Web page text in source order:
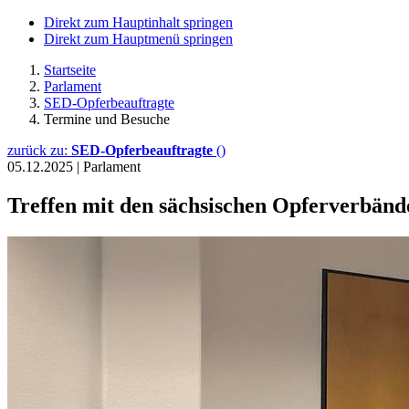
Direkt zum Hauptinhalt springen
Direkt zum Hauptmenü springen
Startseite
Parlament
SED-Opferbeauftragte
Termine und Besuche
zurück zu: SED-Opferbeauftragte ()
05.12.2025 | Parlament
Treffen mit den sächsischen